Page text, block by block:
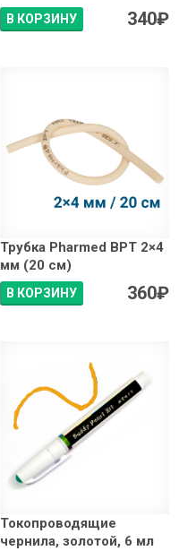
В КОРЗИНУ 340₽
Трубка Pharmed BPT 2×4
мм (20 см)
В КОРЗИНУ 360₽
Токопроводящие
чернила, золотой, 6 мл